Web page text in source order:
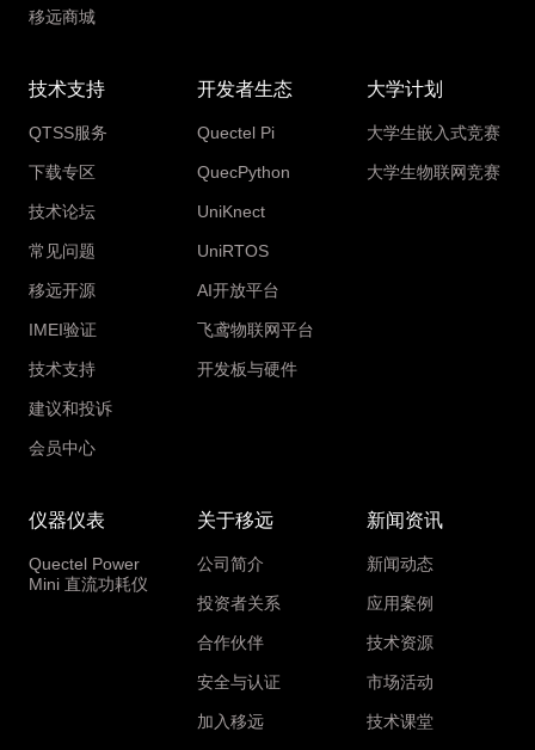
移远商城
技术支持
QTSS服务
下载专区
技术论坛
常见问题
移远开源
IMEI验证
技术支持
建议和投诉
会员中心
开发者生态
Quectel Pi
QuecPython
UniKnect
UniRTOS
AI开放平台
飞鸢物联网平台
开发板与硬件
大学计划
大学生嵌入式竞赛
大学生物联网竞赛
仪器仪表
Quectel Power
Mini 直流功耗仪
关于移远
公司简介
投资者关系
合作伙伴
安全与认证
加入移远
新闻资讯
新闻动态
应用案例
技术资源
市场活动
技术课堂